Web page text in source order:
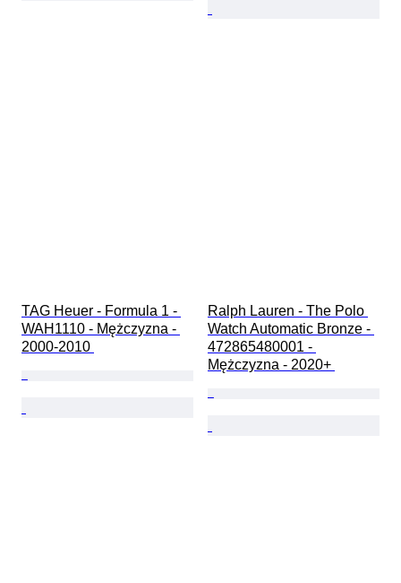
TAG Heuer - Formula 1 -
WAH1110 - Mężczyzna -
2000-2010
Ralph Lauren - The Polo
Watch Automatic Bronze -
472865480001 -
Mężczyzna - 2020+